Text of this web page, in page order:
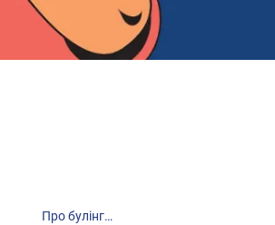
Про булінг…